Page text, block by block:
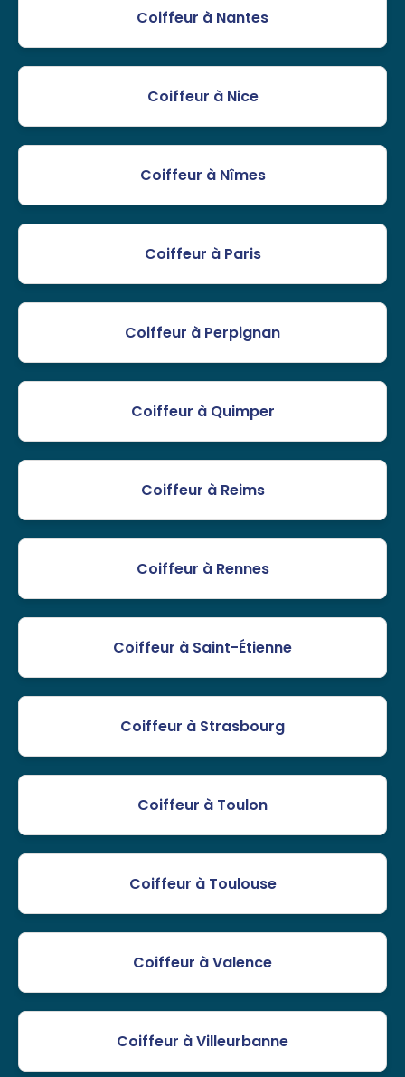
Coiffeur à Nantes
Coiffeur à Nice
Coiffeur à Nîmes
Coiffeur à Paris
Coiffeur à Perpignan
Coiffeur à Quimper
Coiffeur à Reims
Coiffeur à Rennes
Coiffeur à Saint-Étienne
Coiffeur à Strasbourg
Coiffeur à Toulon
Coiffeur à Toulouse
Coiffeur à Valence
Coiffeur à Villeurbanne